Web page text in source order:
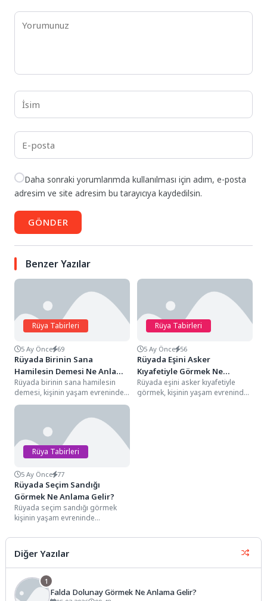
Daha sonraki yorumlarımda kullanılması için adım, e-posta
adresim ve site adresim bu tarayıcıya kaydedilsin.
GÖNDER
Benzer Yazılar
Rüya Tabirleri
5 Ay Önce 69
Rüyada Birinin Sana
Hamilesin Demesi Ne Anlama
Gelir?
Rüyada birinin sana hamilesin
demesi, kişinin yaşam evreninde
henüz filizlenmekte olan devasa
Rüya Tabirleri
5 Ay Önce 56
Rüyada Eşini Asker
Kıyafetiyle Görmek Ne
Anlama Gelir?
Rüyada eşini asker kıyafetiyle
görmek, kişinin yaşam evreninde
Rüya Tabirleri
5 Ay Önce 77
Rüyada Seçim Sandığı
Görmek Ne Anlama Gelir?
Rüyada seçim sandığı görmek
kişinin yaşam evreninde
aidiyetinin, kolektif iradeye olan
katkısının...
Diğer Yazılar
1
Falda Dolunay Görmek Ne Anlama Gelir?